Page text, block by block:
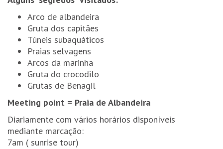
Arco de albandeira
Gruta dos capitães
Túneis subaquáticos
Praias selvagens
Arcos da marinha
Gruta do crocodilo
Grutas de Benagil
Meeting point = Praia de Albandeira
Diariamente com vários horários disponíveis
mediante marcação:
7am ( sunrise tour)